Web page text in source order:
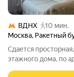
ВДНХ
10 мин.
Москва, Ракетный
Сдается
этажного дома, по